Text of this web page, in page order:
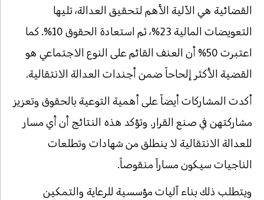
القضائية هي الآلية الأهم لتحقيق العدالة، تليها
التعويضات المالية 23%، ثم استعادة الحقوق 10%. كما
اعتبرت 50% أن العنف القائم على النوع الاجتماعي هو
القضية الأكثر إلحاحاً ضمن أجندات العدالة الانتقالية.
أكدت المشاركات أيضاً على أهمية التوعية بالحقوق وتعزيز
مشاركتهن في صنع القرار. وتؤكد هذه النتائج أن أي مسار
للعدالة الانتقالية لا ينطلق من شهادات وتطلعات
الناجيات سيكون مساراً منقوصاً.
ويتطلب ذلك بناء آليات مؤسسية للرعاية والتمكين